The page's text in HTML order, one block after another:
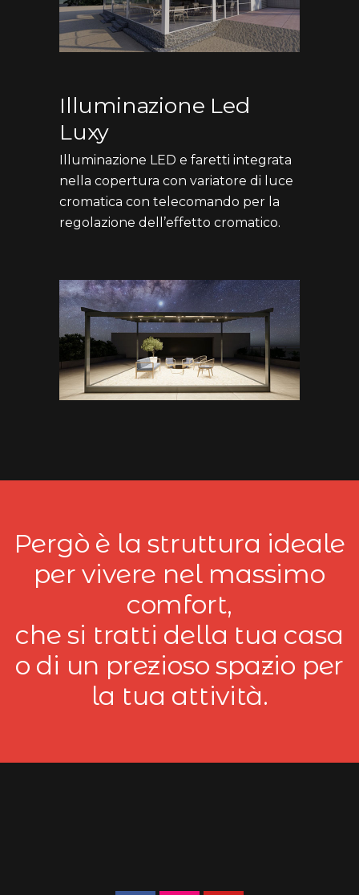
Illuminazione Led
Luxy
Illuminazione LED e faretti integrata
nella copertura con variatore di luce
cromatica con telecomando per la
regolazione dell’effetto cromatico.
Pergò è la struttura ideale
per vivere nel massimo
comfort,
che si tratti della tua casa
o di un prezioso spazio per
la tua attività.